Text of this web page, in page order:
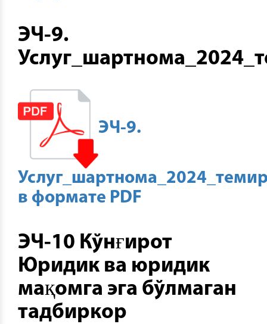
ЭЧ-9.
ЭЧ-9.
в формате PDF
ЭЧ-10 Кўнғирот
Юридик ва юридик
мақомга эга бўлмаган
тадбиркор